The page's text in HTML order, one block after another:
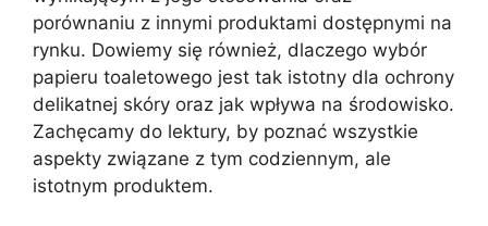
porównaniu z innymi produktami dostępnymi na
rynku. Dowiemy się również, dlaczego wybór
papieru toaletowego jest tak istotny dla ochrony
delikatnej skóry oraz jak wpływa na środowisko.
Zachęcamy do lektury, by poznać wszystkie
aspekty związane z tym codziennym, ale
istotnym produktem.